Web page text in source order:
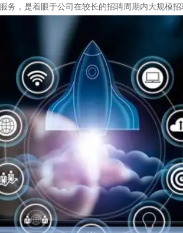
务，是着眼于公司在较长的招聘周期内大规模招